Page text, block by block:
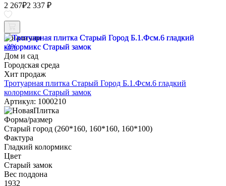
2 267₽2 337 ₽
В наличии
-3%
Дом и сад
Городская среда
Хит продаж
Тротуарная плитка Старый Город Б.1.Фсм.6 гладкий
колормикс Старый замок
Артикул: 1000210
Форма/размер
Старый город (260*160, 160*160, 160*100)
Фактура
Гладкий колормикс
Цвет
Старый замок
Вес поддона
1932